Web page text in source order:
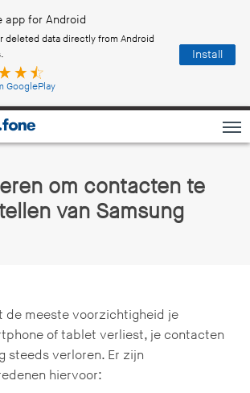
app for Android
deleted data directly from Android
GooglePlay
Install
om contacten te
van Samsung
de meeste voorzichtigheid je
of tablet verliest, je contacten
steeds verloren. Er zijn
hiervoor: